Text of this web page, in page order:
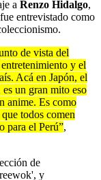
a Renzo Hidalgo,
entrevistado como
de vista del
y el
Acá en Japón, el
un gran mito eso
anime. Es como
todos comen
para el Perú”,